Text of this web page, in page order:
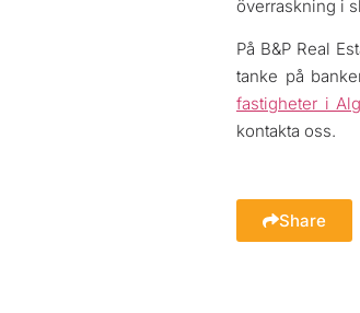
överraskning i
På B&P Real
tanke på
fastigheter i
kontakta oss.
Share